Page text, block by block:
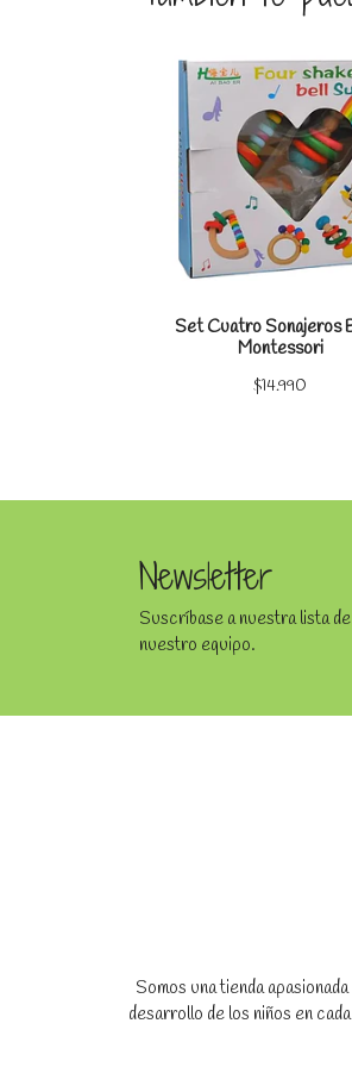
Ver
Set Cuatro Sonajeros
Montessori
$14.990
Newsletter
Suscríbase a nuestra lista
nuestro equipo.
Somos una tienda
desarrollo de los niños en